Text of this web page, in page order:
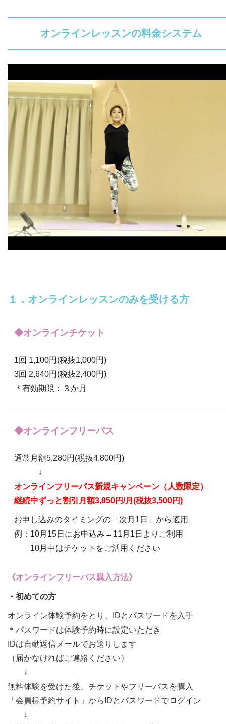
オンラインレッスンの料金システム
１．オンラインレッスンのみを受ける方
◆オンラインチケット
1回 1,100円(税抜1,000円)
3回 2,640円(税抜2,400円)
＊有効期限：３か月
◆オンラインフリーパス
通常月額5,280円(税抜4,800円)
↓
オンラインフリーパス新規キャンペーン（人数限定）
継続中ずっと割引月額3,850円/月(税抜3,500円)
お申し込みのタイミングの「次月1日」から適用
例：10月15日にお申込み→11月1日よりご利用
10月中はチケットをご活用ください
《オンラインフリーパス購入方法》
・初めての方
オンライン体験予約をとり、IDとパスワードを入手
＊パスワードは体験予約時に設定いただき
IDは自動返信メールでお送りします
（届かなければご連絡ください）
↓
無料体験を受けた後、チケットやフリーパスを購入
「会員様予約サイト」からIDとパスワードでログイン
↓